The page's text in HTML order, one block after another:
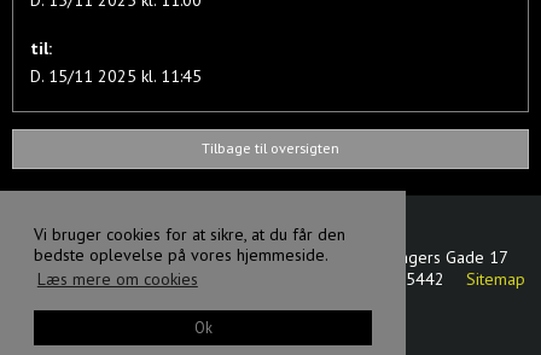
Vi bruger cookies for at sikre, at du får den
bedste oplevelse på vores hjemmeside.
Læs mere om cookies
Ok
til:
D. 15/11 2025 kl. 11:45
Tilbage til oversigten
Svanen dansk - tjekkisk dukketeater
Oluf Bagers Gade 17
5000 Odense C
Danmark 17875442
Sitemap
Facebook